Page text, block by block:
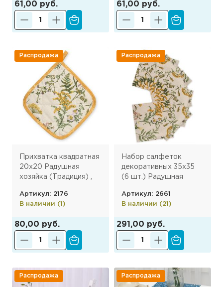
61,00 руб. 61,00 руб.
Распродажа
Прихватка квадратная
20х20 Радушная
хозяйка (Традиция) ,
% хлопок, Хербал
Артикул: 2176
В наличии (1)
80,00 руб.
Распродажа
Набор салфеток
декоративных 35х35
(6 шт.) Радушная
Артикул: 2661
В наличии (21)
291,00 руб.
Распродажа Распродажа